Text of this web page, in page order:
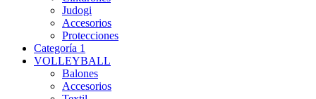
Judogi
Accesorios
Protecciones
Categoría 1
VOLLEYBALL
Balones
Accesorios